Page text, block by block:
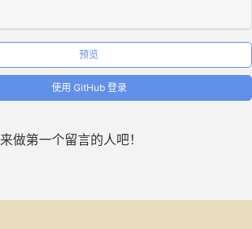
预览
使用 GitHub 登录
来做第一个留言的人吧！